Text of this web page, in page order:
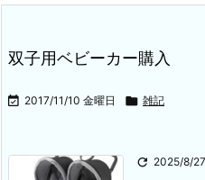
双子用ベビーカー購入
 2017/11/10 金曜日  雑記
 2025/8/